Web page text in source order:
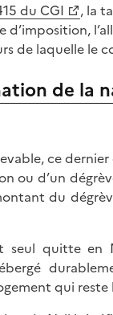
du CGI
, la
d’imposition,
de laquelle le
de la
ce
ou d’un
du
quitte en
qui